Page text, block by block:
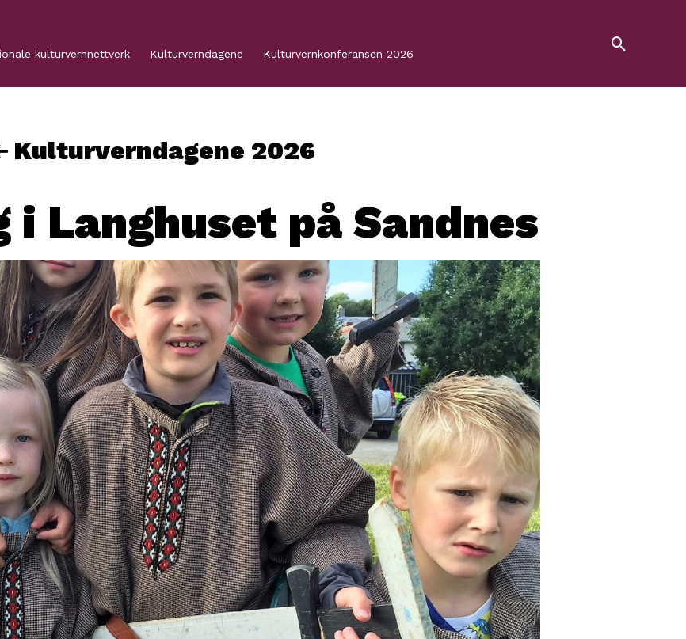
kulturvernnettverk Kulturverndagene Kulturvernkonferansen 2026
Kulturverndagene 2026
i Langhuset på Sandnes